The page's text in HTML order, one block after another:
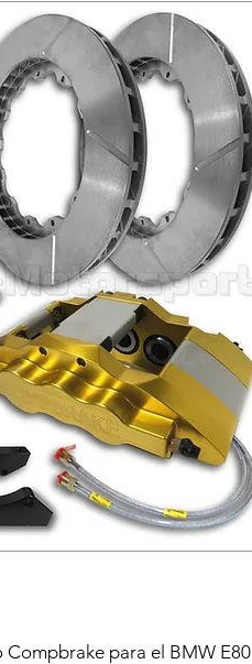
para el BMW E80